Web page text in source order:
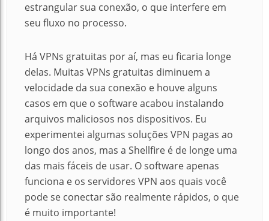
estrangular sua conexão, o que interfere em
seu fluxo no processo.
Há VPNs gratuitas por aí, mas eu ficaria longe
delas. Muitas VPNs gratuitas diminuem a
velocidade da sua conexão e houve alguns
casos em que o software acabou instalando
arquivos maliciosos nos dispositivos. Eu
experimentei algumas soluções VPN pagas ao
longo dos anos, mas a Shellfire é de longe uma
das mais fáceis de usar. O software apenas
funciona e os servidores VPN aos quais você
pode se conectar são realmente rápidos, o que
é muito importante!